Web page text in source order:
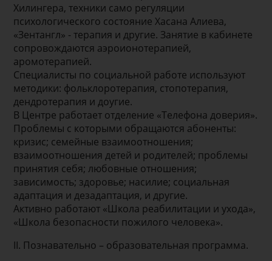
Хилингера, техники само регуляции
психологического состояние Хасана Алиева,
«Зентангл» - терапия и другие. Занятие в кабинете
сопровождаются аэроионотерапией,
аромотерапией.
Специалисты по социальной работе используют
методики: фольклоротерапия, стопотерапия,
дендротерапия и доугие.
В Центре работает отделение «Телефона доверия».
Проблемы с которыми обращаются абоненты:
кризис; семейные взаимоотношения;
взаимоотношения детей и родителей; проблемы
принятия себя; любовные отношения;
зависимость; здоровье; насилие; социальная
адаптация и дезадаптация, и другие.
Активно работают «Школа реабилитации и ухода»,
«Школа безопасности пожилого человека».
II. Познавательно – образовательная программа.